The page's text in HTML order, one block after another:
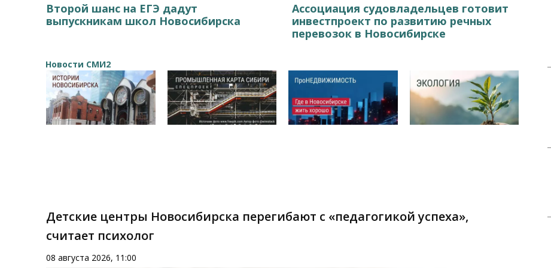
Второй шанс на ЕГЭ дадут
выпускникам школ Новосибирска
Ассоциация судовладельцев готовит
инвестпроект по развитию речных
перевозок в Новосибирске
Новости СМИ2
Детские центры Новосибирска перегибают с «педагогикой успеха»,
считает психолог
08 августа 2026, 11:00